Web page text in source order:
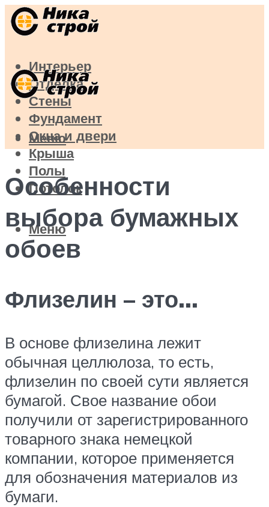
Интерьер
Отделка
Стены
Фундамент
Окна и двери
Крыша
Полы
Потолок
Меню
Меню
Особенности
выбора бумажных
обоев
Флизелин – это…
В основе флизелина лежит
обычная целлюлоза, то есть,
флизелин по своей сути является
бумагой. Свое название обои
получили от зарегистрированного
товарного знака немецкой
компании, которое применяется
для обозначения материалов из
бумаги.